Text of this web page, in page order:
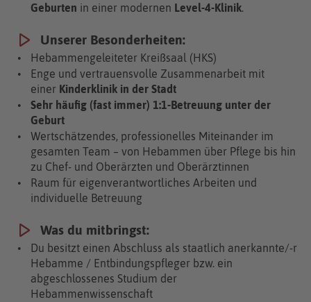
Geburten in einer modernen Level-4-Klinik.
Unserer Besonderheiten:
Hebammengeleiteter Kreißsaal (HKS)
Enge und vertrauensvolle Zusammen­arbeit mit
einer Kinderklinik in der Stadt
Sehr häufig (fast immer) 1:1-Betreuung unter der
Geburt
Wertschätzendes, professionelles Miteinander im
gesamten Team – von Hebammen über Pflege bis hin
zu Chef- und Oberärzten und Oberärztinnen
Raum für eigenverantwortliches Arbeiten und
individuelle Betreu­ung
Was du mitbringst:
Du besitzt einen Abschluss als staatlich anerkannte/-r
Hebamme / Entbindungspfleger bzw. ein
abgeschlossenes Studium der
Hebammenwissenschaft